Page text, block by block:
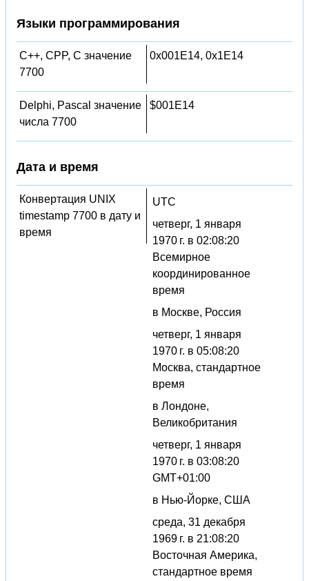
Языки программирования
C++, CPP, C значение
7700
0x001E14, 0x1E14
Delphi, Pascal значение
числа 7700
$001E14
Дата и время
Конвертация UNIX
timestamp 7700 в дату и
время
UTC
четверг, 1 января
1970 г. в 02:08:20
Всемирное
координированное
время
в Москве, Россия
четверг, 1 января
1970 г. в 05:08:20
Москва, стандартное
время
в Лондоне,
Великобритания
четверг, 1 января
1970 г. в 03:08:20
GMT+01:00
в Нью-Йорке, США
среда, 31 декабря
1969 г. в 21:08:20
Восточная Америка,
стандартное время